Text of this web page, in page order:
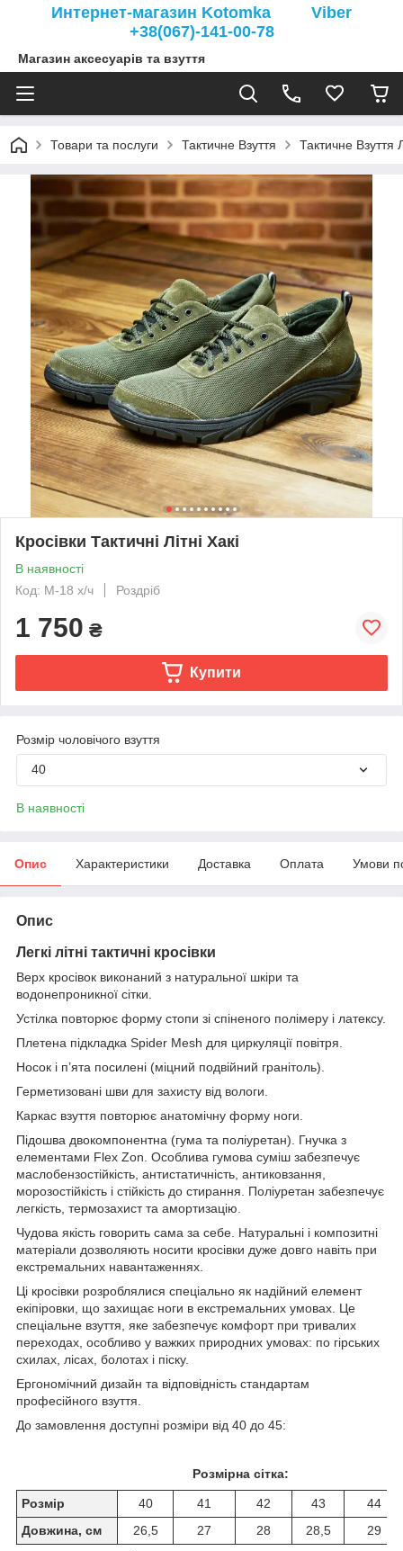
Интернет-магазин Kotomka Viber
+38(067)-141-00-78
Магазин аксесуарів та взуття
Товари та послуги Тактичне Взуття Тактичне Взуття
Кросівки Тактичні Літні Хакі
В наявності
Код: М-18 х/ч
Роздріб
1 750 ₴
Купити
Розмір чоловічого взуття
40
В наявності
Опис Характеристики Доставка Оплата Умови
Опис
Легкі літні тактичні кросівки
Верх кросівок виконаний з натуральної шкіри та
водонепроникної сітки.
Устілка повторює форму стопи зі спіненого полімеру і латексу.
Плетена підкладка Spider Mesh для циркуляції повітря.
Носок і п’ята посилені (міцний подвійний гранітоль).
Герметизовані шви для захисту від вологи.
Каркас взуття повторює анатомічну форму ноги.
Підошва двокомпонентна (гума та поліуретан). Гнучка з
елементами Flex Zon. Особлива гумова суміш забезпечує
маслобензостійкість, антистатичність, антиковзання,
морозостійкість і стійкість до стирання. Поліуретан забезпечує
легкість, термозахист та амортизацію.
Чудова якість говорить сама за себе. Натуральні і композитні
матеріали дозволяють носити кросівки дуже довго навіть при
екстремальних навантаженнях.
Ці кросівки розроблялися спеціально як надійний елемент
екіпіровки, що захищає ноги в екстремальних умовах. Це
спеціальне взуття, яке забезпечує комфорт при тривалих
переходах, особливо у важких природних умовах: по гірських
схилах, лісах, болотах і піску.
Ергономічний дизайн та відповідність стандартам
професійного взуття.
До замовлення доступні розміри від 40 до 45:
Розмірна сітка:
Розмір 40 41 42 43
44
Довжина, см
26,5 27 28 28,5 29